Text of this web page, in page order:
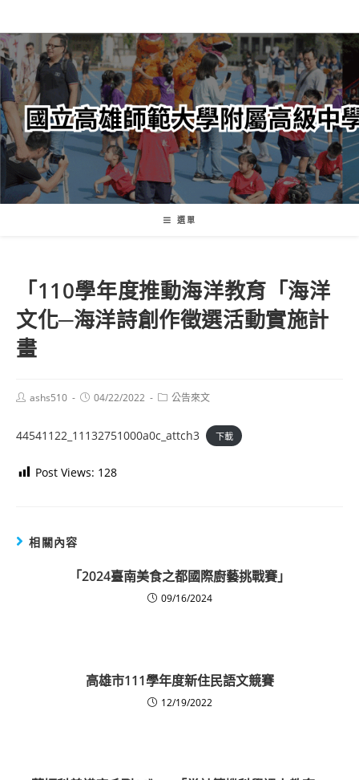
轉
至
主
內
容
選單
「110學年度推動海洋教育「海洋
文化─海洋詩創作徵選活動實施計
畫
Postashs510
Post04/22/2022
Post公告來文
44541122_11132751000a0c_attch3 下載
Post Views: 128
相關內容
「2024臺南美食之都國際廚藝挑戰賽」
09/16/2024
高雄市111學年度新住民語文競賽
12/19/2022